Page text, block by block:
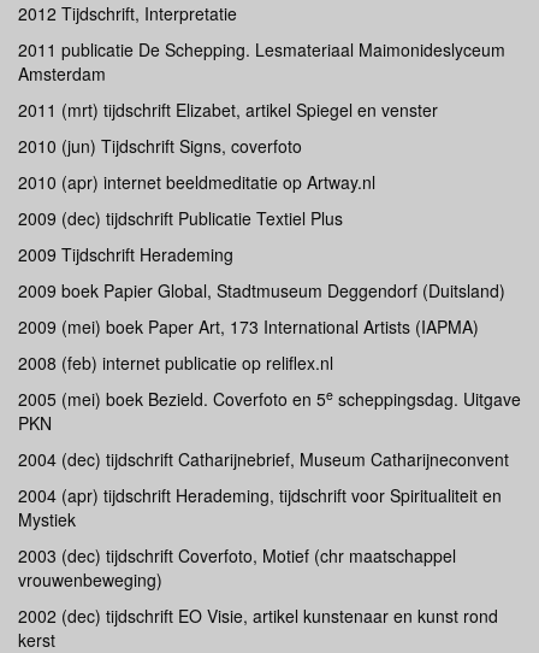
2012 Tijdschrift, Interpretatie
2011 publicatie De Schepping. Lesmateriaal Maimonideslyceum
Amsterdam
2011 (mrt) tijdschrift Elizabet, artikel Spiegel en venster
2010 (jun) Tijdschrift Signs, coverfoto
2010 (apr) internet beeldmeditatie op Artway.nl
2009 (dec) tijdschrift Publicatie Textiel Plus
2009 Tijdschrift Herademing
2009 boek Papier Global, Stadtmuseum Deggendorf (Duitsland)
2009 (mei) boek Paper Art, 173 International Artists (IAPMA)
2008 (feb) internet publicatie op reliflex.nl
2005 (mei) boek Bezield. Coverfoto en 5e scheppingsdag. Uitgave
PKN
2004 (dec) tijdschrift Catharijnebrief, Museum Catharijneconvent
2004 (apr) tijdschrift Herademing, tijdschrift voor Spiritualiteit en
Mystiek
2003 (dec) tijdschrift Coverfoto, Motief (chr maatschappel
vrouwenbeweging)
2002 (dec) tijdschrift EO Visie, artikel kunstenaar en kunst rond
kerst